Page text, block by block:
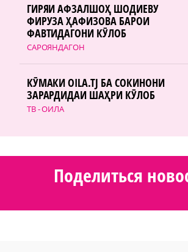
САРОЯНДАГОН
ГИРЯИ АФЗАЛШОҲ ШОДИЕВУ
ФИРУЗА ҲАФИЗОВА БАРОИ
ФАВТИДАГОНИ КӮЛОБ
ТВ - ОИЛА
КӮМАКИ OILA.TJ БА СОКИНОНИ
ЗАРАРДИДАИ ШАҲРИ КӮЛОБ
Поделиться